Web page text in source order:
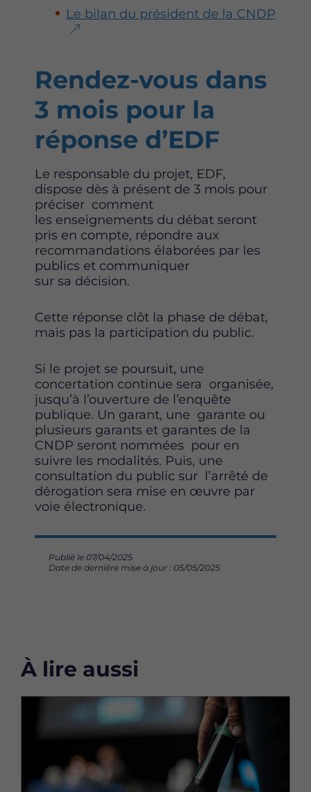
Le bilan du président de la CNDP
Rendez-vous dans
3 mois pour la
réponse d’EDF
Le responsable du projet, EDF,
dispose dès à présent de 3 mois pour
préciser comment
les enseignements du débat seront
pris en compte, répondre aux
recommandations élaborées par les
publics et communiquer
sur sa décision.
Cette réponse clôt la phase de débat,
mais pas la participation du public.
Si le projet se poursuit, une
concertation continue sera organisée,
jusqu’à l’ouverture de l’enquête
publique. Un garant, une garante ou
plusieurs garants et garantes de la
CNDP seront nommées pour en
suivre les modalités. Puis, une
consultation du public sur l’arrêté de
dérogation sera mise en œuvre par
voie électronique.
Publié le 07/04/2025
Date de dernière mise à jour : 05/05/2025
À lire aussi